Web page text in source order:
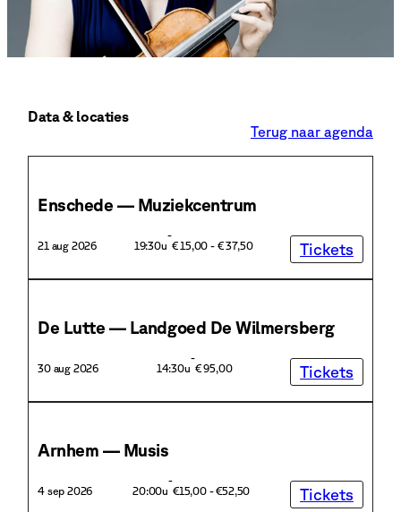
Data & locaties
Terug naar agenda
Enschede — Muziekcentrum
21 aug 2026 19:30u
-
€ 15,00 - € 37,50
Tickets
De Lutte — Landgoed De Wilmersberg
30 aug 2026 14:30u
-
€ 95,00
Tickets
Arnhem — Musis
4 sep 2026 20:00u
-
€15,00 - €52,50
Tickets